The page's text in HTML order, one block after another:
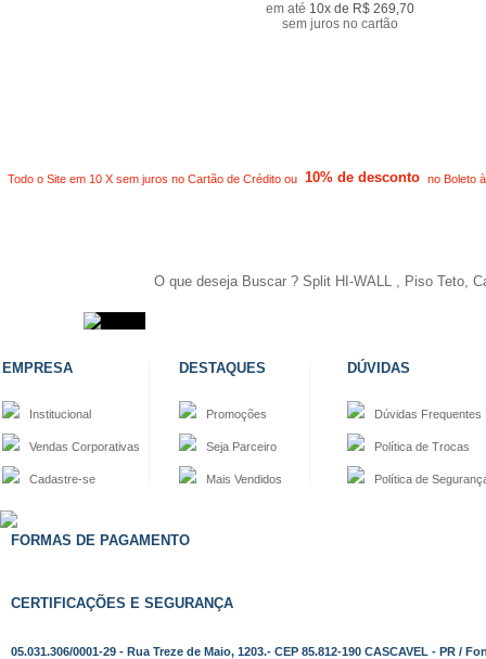
em até 10x de R$ 269,70
sem juros no cartão
Todo o Site em 10 X sem juros no Cartão de Crédito ou 10% de desconto no Boleto
EMPRESA
Institucional
Vendas Corporativas
Cadastre-se
DESTAQUES
Promoções
Seja Parceiro
Mais Vendidos
DÚVIDAS
Dúvidas Frequentes
Política de Trocas
Política de
FORMAS DE PAGAMENTO
CERTIFICAÇÕES E SEGURANÇA
05.031.306/0001-29 - Rua Treze de Maio, 1203.- CEP 85.812-190 CASCAVEL - PR /